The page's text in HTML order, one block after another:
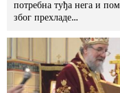
потребна туђа нега и
због прехладе…